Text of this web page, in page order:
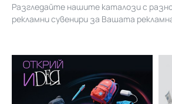
Разгледайте нашите каталози с
рекламни сувенири за Вашата